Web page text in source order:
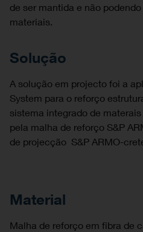
de ser mantida e não
materiais.
Solução
A solução em projecto foi a
System para o reforço
sistema integrado de
pela malha de reforço S&P
de projecção S&P ARMO-
Material
Malha de reforço em fibra de